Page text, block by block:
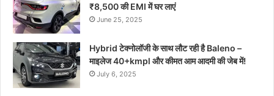
₹8,500 की EMI में घर लाएं
June 25, 2025
Hybrid टेक्नोलॉजी के साथ लौट रही है Baleno –
माइलेज 40+kmpl और कीमत आम आदमी की जेब में!
July 6, 2025